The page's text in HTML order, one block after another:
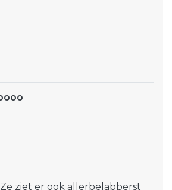
ziet er ook allerbelabberst